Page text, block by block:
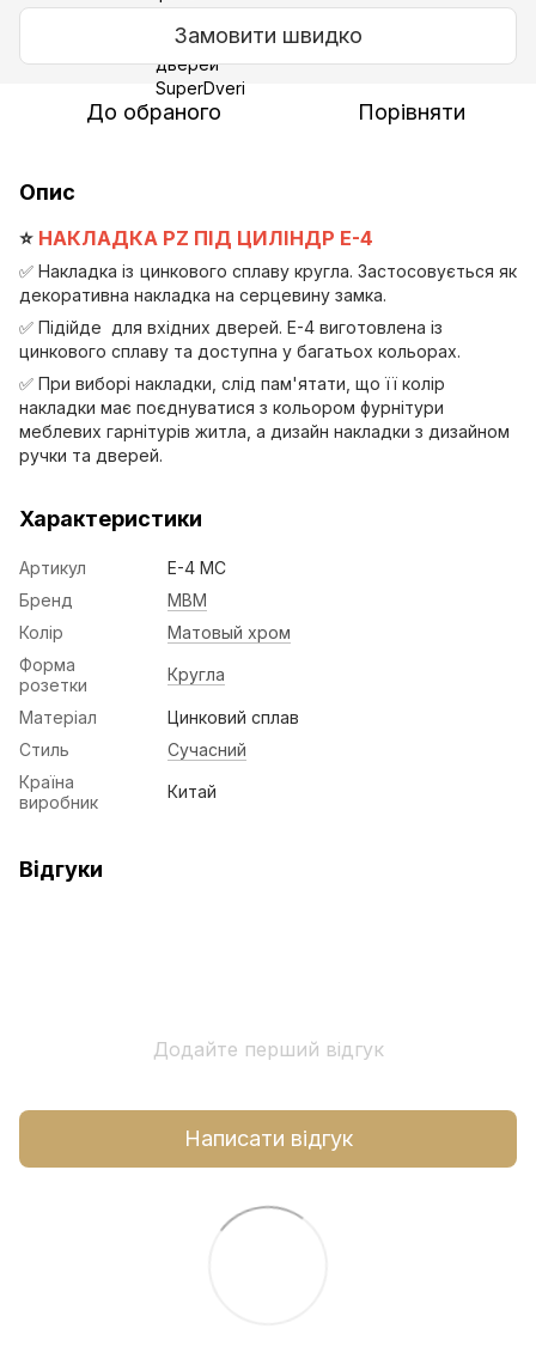
Замовити швидко
До обраного Порівняти
Опис
⭐️ НАКЛАДКА PZ ПІД ЦИЛІНДР E-4
✅ Накладка із цинкового сплаву кругла. Застосовується як
декоративна накладка на серцевину замка.
✅ Підійде для вхідних дверей. E-4 виготовлена із
цинкового сплаву та доступна у багатьох кольорах.
✅ При виборі накладки, слід пам'ятати, що її колір
накладки має поєднуватися з кольором фурнітури
меблевих гарнітурів житла, а дизайн накладки з дизайном
ручки та дверей.
Характеристики
Артикул
E-4 MC
Бренд
МВМ
Колір
Матовый хром
Форма
розетки
Кругла
Матеріал
Цинковий сплав
Стиль
Сучасний
Країна
виробник
Китай
Відгуки
Додайте перший відгук
Написати відгук